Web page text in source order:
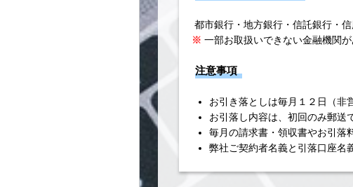
都市銀行・地方銀行・信託銀行・
※ 一部お取扱いできない金融機関が
注意事項
お引き落としは毎月１２日（非
お引落し内容は、初回のみ郵送
毎月の請求書・領収書やお引落
弊社ご契約者名義と引落口座名